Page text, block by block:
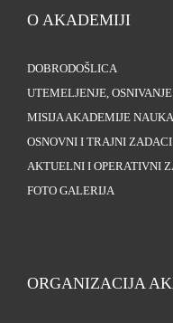
O AKADEMIJI
DOBRODOŠLICA
UTEMELJENJE,
MISIJA AKADEMIJE
OSNOVNI I TRAJNI
AKTUELNI I OPERATIVNI
FOTO GALERIJA
ORGANIZACIJA